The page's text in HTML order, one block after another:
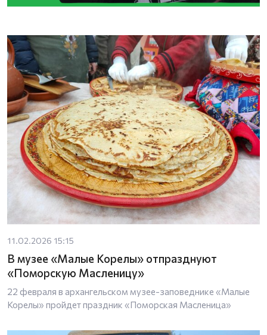
11.02.2026 15:15
В музее «Малые Корелы» отпразднуют
«Поморскую Масленицу»
22 февраля в архангельском музее-заповеднике «Малые
Корелы» пройдет праздник «Поморская Масленица»